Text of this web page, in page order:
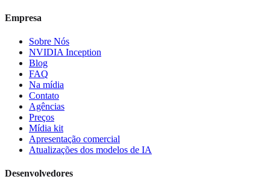
Empresa
Sobre Nós
NVIDIA Inception
Blog
FAQ
Na mídia
Contato
Agências
Preços
Mídia kit
Apresentação comercial
Atualizações dos modelos de IA
Desenvolvedores